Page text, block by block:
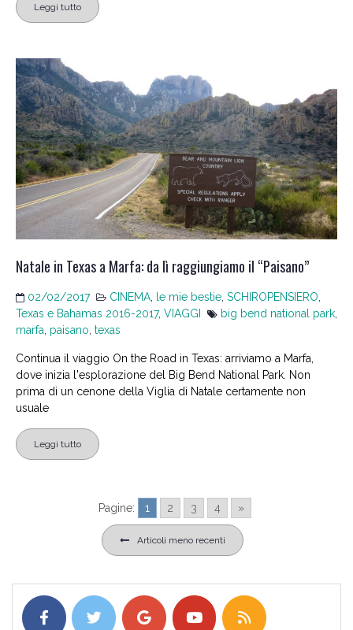
il
monito
di
Blackfish
Leggi tutto
Natale in Texas a Marfa: da lì raggiungiamo il “Paisano”
02/02/2017 CINEMA le mie bestie SCHIROPENSIERO
Texas e Bahamas 2016-2017, VIAGGI big bend national park
marfa paisano texas
Continua il viaggio On the Road in Texas: arriviamo a Marfa,
dove inizia l'esplorazione del Big Bend National Park. Non
prima di un cenone della Viglia di Natale certamente non
usuale
Leggi tutto
Pagine: 1 2 3 4 »
Articoli meno recenti